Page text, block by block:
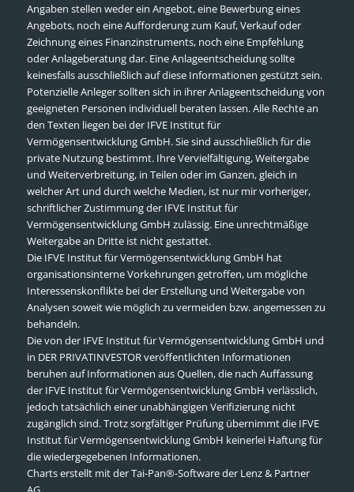
Angaben stellen weder ein Angebot, eine Bewerbung eines
Angebots, noch eine Aufforderung zum Kauf, Verkauf oder
Zeichnung eines Finanzinstruments, noch eine Empfehlung
oder Anlageberatung dar. Eine Anlageentscheidung sollte
keinesfalls ausschließlich auf diese Informationen gestützt sein.
Potenzielle Anleger sollten sich in ihrer Anlageentscheidung von
geeigneten Personen individuell beraten lassen. Alle Rechte an
den Texten liegen bei der IFVE Institut für
Vermögensentwicklung GmbH. Sie sind ausschließlich für die
private Nutzung bestimmt. Ihre Vervielfältigung, Weitergabe
und Weiterverbreitung, in Teilen oder im Ganzen, gleich in
welcher Art und durch welche Medien, ist nur mir vorheriger,
schriftlicher Zustimmung der IFVE Institut für
Vermögensentwicklung GmbH zulässig. Eine unrechtmäßige
Weitergabe an Dritte ist nicht gestattet.
Die IFVE Institut für Vermögensentwicklung GmbH hat
organisationsinterne Vorkehrungen getroffen, um mögliche
Interessenskonflikte bei der Erstellung und Weitergabe von
Analysen soweit wie möglich zu vermeiden bzw. angemessen zu
behandeln.
Die von der IFVE Institut für Vermögensentwicklung GmbH und
in DER PRIVATINVESTOR veröffentlichten Informationen
beruhen auf Informationen aus Quellen, die nach Auffassung
der IFVE Institut für Vermögensentwicklung GmbH verlässlich,
jedoch tatsächlich einer unabhängigen Verifizierung nicht
zugänglich sind. Trotz sorgfältiger Prüfung übernimmt die IFVE
Institut für Vermögensentwicklung GmbH keinerlei Haftung für
die wiedergegebenen Informationen.
Charts erstellt mit der Tai-Pan®-Software der Lenz & Partner